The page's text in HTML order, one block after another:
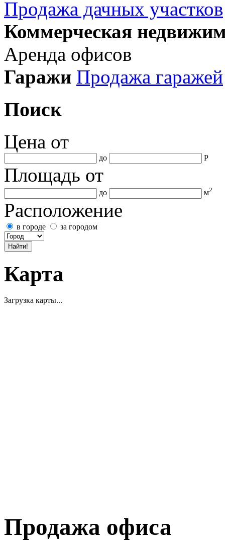
Продажа дачных участков
Коммерческая
Аренда офисов
Гаражи Продажа гаражей
Поиск
Цена от
до Р
Площадь от
до м2
Расположение
в городе за городом
Карта
Загрузка карты...
Продажа офиса